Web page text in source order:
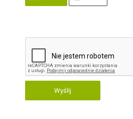
Wyślij